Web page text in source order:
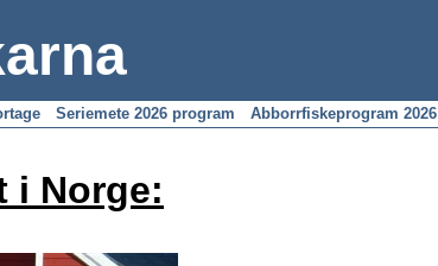
Seriemete 2026 program Abborrfiskeprogram 2026
i Norge: